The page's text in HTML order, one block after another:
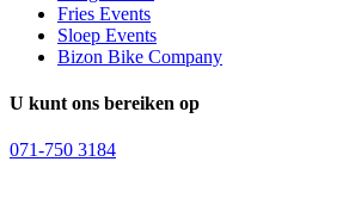
Fries Events
Sloep Events
Bizon Bike Company
U kunt ons bereiken op
071-750 3184